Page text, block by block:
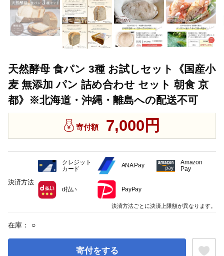
天然酵母 食パン 3種 お試しセット《国産小
麦 無添加 パン 詰め合わせ セット 朝食 京
都》※北海道・沖縄・離島への配送不可
寄付額 7,000円
在庫： ○
寄付をする
決済方法
クレジット
カード
ANA Pay
Amazon
Pay
d払い PayPay
決済方法ごとに決済上限額が異なります。